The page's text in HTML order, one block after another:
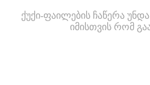
ქუქი-ფაილების ჩაწერა
იმისთვის რომ